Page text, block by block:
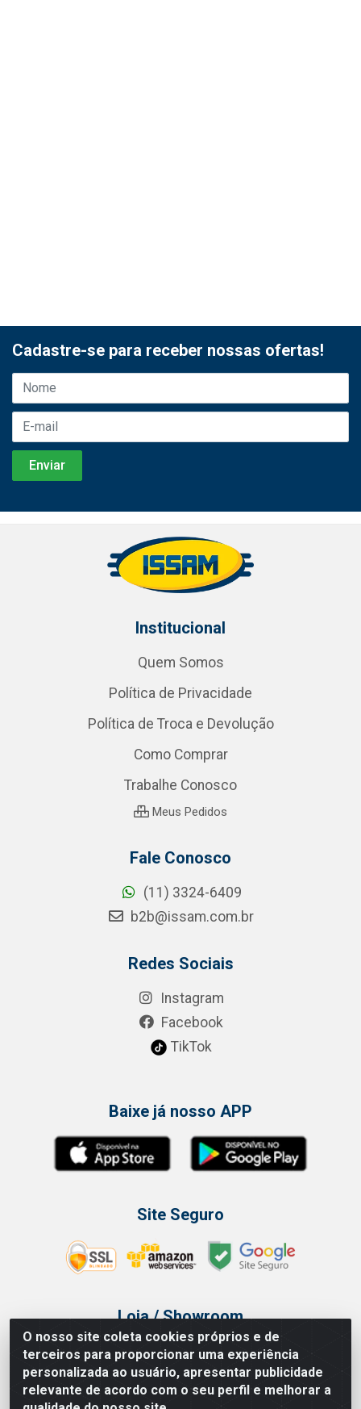
O nosso site coleta cookies próprios e de
terceiros para proporcionar uma experiência
personalizada ao usuário, apresentar publicidade
relevante de acordo com o seu perfil e melhorar a
Cadastre-se para receber nossas ofertas!
Institucional
Quem Somos
Política de Privacidade
Política de Troca e Devolução
Como Comprar
Trabalhe Conosco
Meus Pedidos
Fale Conosco
(11) 3324-6409
b2b@issam.com.br
Redes Sociais
Instagram
Facebook
TikTok
Baixe já nosso APP
Site Seguro
Loja / Showroom
Tel.: (11) 3314 6400
Av Vautier, 468 - Pari - São Paulo/SP